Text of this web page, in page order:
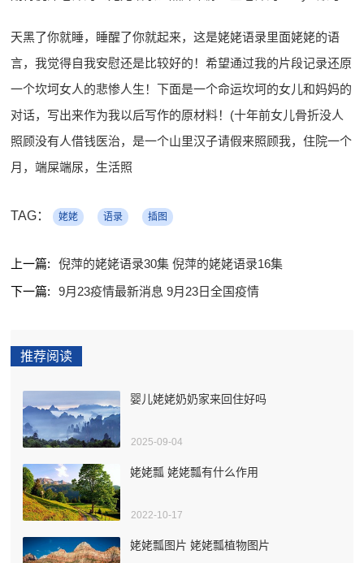
天黑了你就睡，睡醒了你就起来，这是姥姥语录里面姥姥的语
言，我觉得自我安慰还是比较好的！希望通过我的片段记录还原
一个坎坷女人的悲惨人生！下面是一个命运坎坷的女儿和妈妈的
对话，写出来作为我以后写作的原材料！(十年前女儿骨折没人
照顾没有人借钱医治，是一个山里汉子请假来照顾我，住院一个
月，端屎端尿，生活照
TAG： 姥姥 语录 插图
上一篇:
倪萍的姥姥语录30集 倪萍的姥姥语录16集
下一篇:
9月23疫情最新消息 9月23日全国疫情
推荐阅读
婴儿姥姥奶奶家来回住好吗
2025-09-04
姥姥瓢 姥姥瓢有什么作用
2022-10-17
姥姥瓢图片 姥姥瓢植物图片